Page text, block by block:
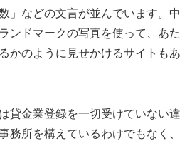
」などの文言が並んでいます。中
ンドマークの写真を使って、あた
かのように見せかけるサイトもあ
貸金業登録を一切受けていない違
務所を構えているわけでもなく、